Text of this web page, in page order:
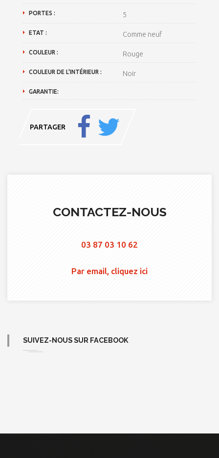
PORTES : 5
ETAT : Comme neuf
COULEUR : Rouge
COULEUR DE L'INTÉRIEUR : Noir
GARANTIE:
PARTAGER
CONTACTEZ-NOUS
03 87 03 10 62
Par email, cliquez ici
SUIVEZ-NOUS SUR FACEBOOK